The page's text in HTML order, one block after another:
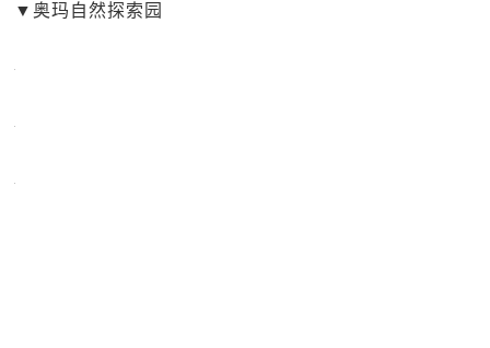
▼奥玛自然探索园